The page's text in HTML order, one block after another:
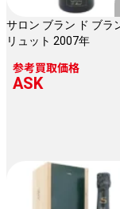
サロン ブラン ド ブラ
リュット 2007年
参考買取価格
ASK